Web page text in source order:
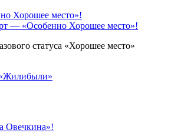
— «Особенно Хорошее место»!
статуса «Хорошее место»
Овечкина»!